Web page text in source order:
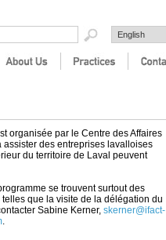
organisée par le Centre des Affaires
assister des entreprises lavalloises
du territoire de Laval peuvent
se trouvent surtout des
que la visite de la délégation du
Sabine Kerner, skerner@ifact-
.